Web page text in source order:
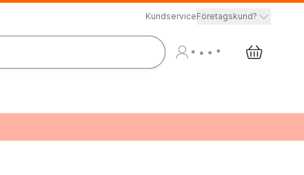
KundserviceFöretagskund?